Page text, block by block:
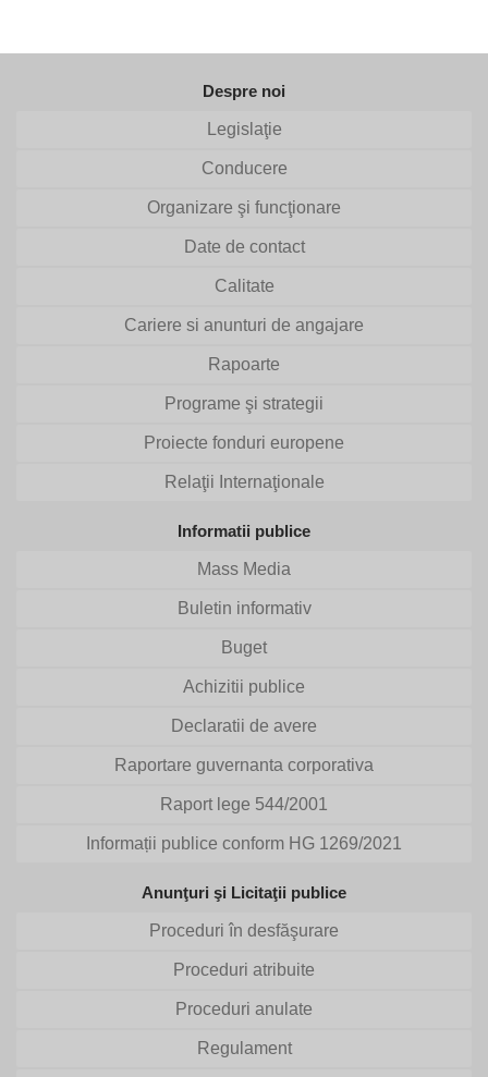
Despre noi
Legislaţie
Conducere
Organizare şi funcţionare
Date de contact
Calitate
Cariere si anunturi de angajare
Rapoarte
Programe şi strategii
Proiecte fonduri europene
Relaţii Internaţionale
Informatii publice
Mass Media
Buletin informativ
Buget
Achizitii publice
Declaratii de avere
Raportare guvernanta corporativa
Raport lege 544/2001
Informații publice conform HG 1269/2021
Anunţuri şi Licitaţii publice
Proceduri în desfăşurare
Proceduri atribuite
Proceduri anulate
Regulament